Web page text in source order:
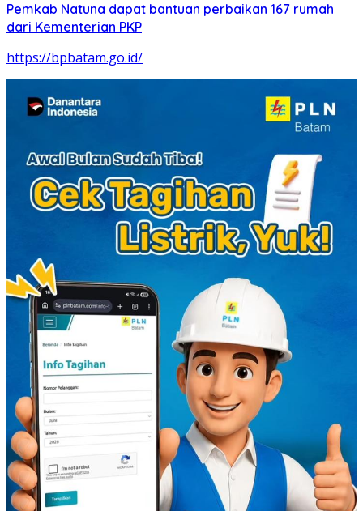
Pemkab Natuna dapat bantuan perbaikan 167 rumah
dari Kementerian PKP
https://bpbatam.go.id/